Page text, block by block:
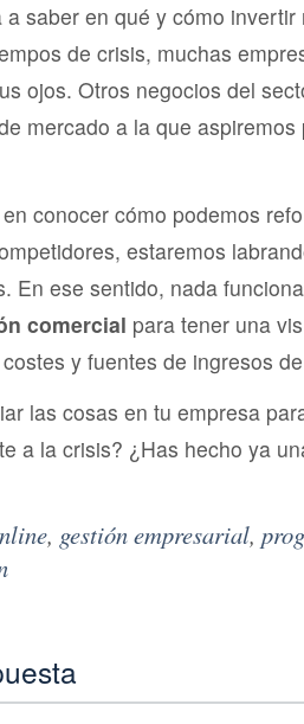
a saber en qué y cómo
de crisis, muchas
ojos. Otros negocios del
mercado a la que
conocer cómo podemos
estaremos
En ese sentido, nada
comercial para tener una
y fuentes de ingresos
las cosas en tu empresa
a la crisis? ¿Has hecho ya
, gestión empresarial,